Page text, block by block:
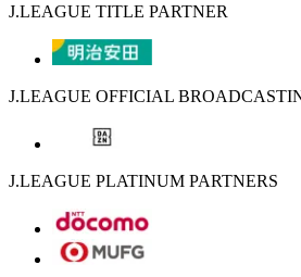
J.LEAGUE TITLE PARTNER
J.LEAGUE OFFICIAL
J.LEAGUE PLATINUM PARTNERS